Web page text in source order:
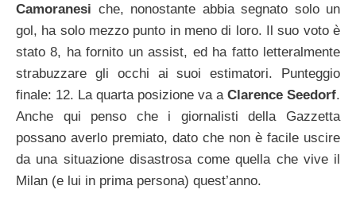
Camoranesi che, nonostante abbia segnato solo un
gol, ha solo mezzo punto in meno di loro. Il suo voto è
stato 8, ha fornito un assist, ed ha fatto letteralmente
strabuzzare gli occhi ai suoi estimatori. Punteggio
finale: 12. La quarta posizione va a Clarence Seedorf.
Anche qui penso che i giornalisti della Gazzetta
possano averlo premiato, dato che non è facile uscire
da una situazione disastrosa come quella che vive il
Milan (e lui in prima persona) quest’anno.